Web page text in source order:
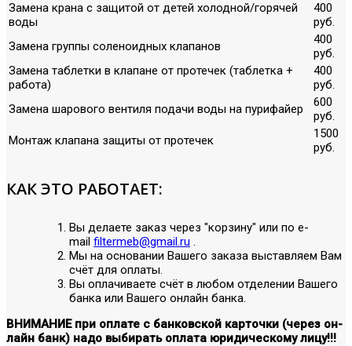
Замена крана с защитой от детей холодной/горячей
воды
400
руб.
Замена группы соленоидных клапанов
400
руб.
Замена таблетки в клапане от протечек (таблетка +
работа)
400
руб.
Замена шарового вентиля подачи воды на пурифайер
600
руб.
Монтаж клапана защиты от протечек
1500
руб.
КАК ЭТО РАБОТАЕТ:
Вы делаете заказ через "корзину" или по е-
mail filtermeb@gmail.ru
Мы на основании Вашего заказа выставляем Вам
счёт для оплаты.
Вы оплачиваете счёт в любом отделении Вашего
банка или Вашего онлайн банка.
ВНИМАНИЕ при оплате с банковской карточки (через он-
лайн банк) надо выбирать оплата юридическому лицу!!!